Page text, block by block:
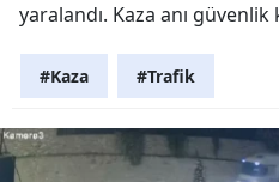
yaralandı. Kaza anı güvenlik
#Kaza #Trafik